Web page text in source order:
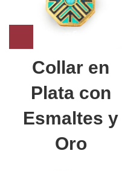
Collar en
Plata con
Esmaltes y
Oro